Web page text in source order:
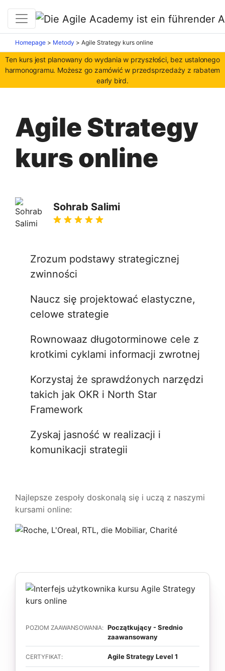
Homepage > Metody > Agile Strategy kurs online
Ten kurs jest planowany do wydania w przyszłości, bez ustalonego
harmonogramu. Możesz go zamówić w przedsprzedaży z rabatem
early bird.
POZIOM ZAAWANSOWANIA: Początkujący - Srednio
zaawansowany
CERTYFIKAT: Agile Strategy Level 1
Agile Strategy
kurs online
Sohrab Salimi
Zrozum podstawy strategicznej
zwinności
Naucz się projektować elastyczne,
celowe strategie
Rownowaaz długotorminowe cele z
krotkimi cyklami informacji zwrotnej
Korzystaj że sprawdźonych narzędzi
takich jak OKR i North Star
Framework
Zyskaj jasność w realizacji i
komunikacji strategii
Najlepsze zespoły doskonalą się i uczą z naszymi
kursami online: